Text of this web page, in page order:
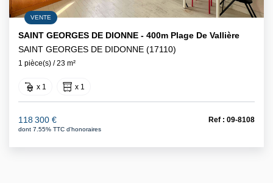
VENTE
SAINT GEORGES DE DIONNE - 400m Plage De Vallière
SAINT GEORGES DE DIDONNE (17110)
1 pièce(s) / 23 m²
x 1 x 1
118 300 €
dont 7.55% TTC d'honoraires
Ref : 09-8108